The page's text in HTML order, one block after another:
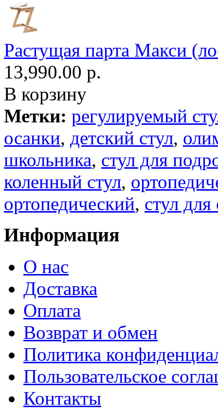
Растущая парта Макси
13,990.00 р.
В корзину
Метки: регулируемый
осанки, детский стул,
школьника, стул для
коленный стул,
ортопедический, стул
Информация
О нас
Доставка
Оплата
Возврат и обмен
Политика
Пользовательское
Контакты